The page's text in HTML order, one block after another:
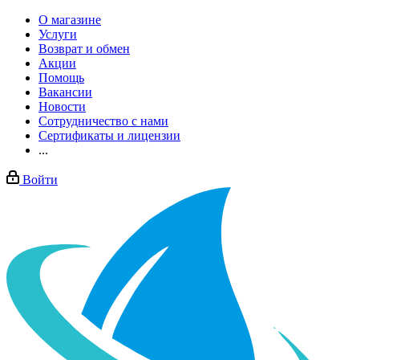
О магазине
Услуги
Возврат и обмен
Акции
Помощь
Вакансии
Новости
Сотрудничество с нами
Сертификаты и лицензии
...
Войти